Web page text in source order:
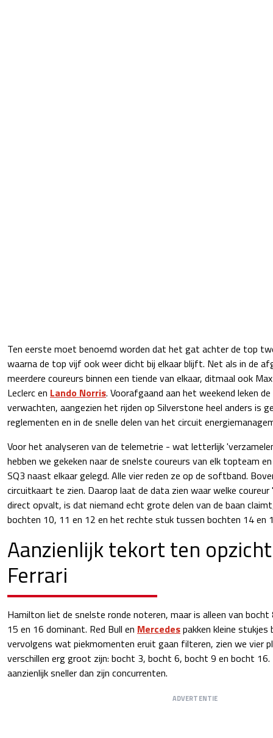
Ten eerste moet benoemd worden dat het gat achter de top
waarna de top vijf ook weer dicht bij elkaar blijft. Net als in de
meerdere coureurs binnen een tiende van elkaar, ditmaal ook
Leclerc en Lando Norris. Voorafgaand aan het weekend leken
verwachten, aangezien het rijden op Silverstone heel anders is
reglementen en in de snelle delen van het circuit
Voor het analyseren van de telemetrie - wat letterlijk
hebben we gekeken naar de snelste coureurs van elk topteam
SQ3 naast elkaar gelegd. Alle vier reden ze op de softband.
circuitkaart te zien. Daarop laat de data zien waar welke
direct opvalt, is dat niemand echt grote delen van de baan
bochten 10, 11 en 12 en het rechte stuk tussen bochten 14 en
Aanzienlijk tekort ten
Ferrari
Hamilton liet de snelste ronde noteren, maar is alleen van
15 en 16 dominant. Red Bull en Mercedespakken kleine stukjes
vervolgens wat piekmomenten eruit gaan filteren, zien we vier
verschillen erg groot zijn: bocht 3, bocht 6, bocht 9 en bocht
aanzienlijk sneller dan zijn concurrenten.
ADVERTENTIE